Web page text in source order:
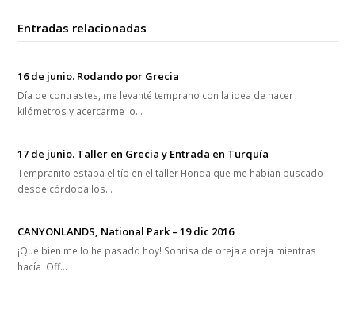
Entradas relacionadas
16 de junio. Rodando por Grecia
Día de contrastes, me levanté temprano con la idea de hacer
kilómetros y acercarme lo…
17 de junio. Taller en Grecia y Entrada en Turquía
Tempranito estaba el tío en el taller Honda que me habían buscado
desde córdoba los…
CANYONLANDS, National Park – 19 dic 2016
¡Qué bien me lo he pasado hoy! Sonrisa de oreja a oreja mientras
hacía Off…